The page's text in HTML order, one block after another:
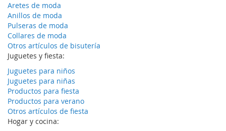
Aretes de moda
Anillos de moda
Pulseras de moda
Collares de moda
Otros artículos de bisutería
Juguetes y fiesta:
Juguetes para niños
Juguetes para niñas
Productos para fiesta
Productos para verano
Otros artículos de fiesta
Hogar y cocina: